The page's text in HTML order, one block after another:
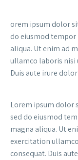
orem ipsum dolor
do eiusmod
aliqua. Ut enim ad
ullamco laboris nisi
Duis aute irure
Lorem ipsum dolor
sed do eiusmod
magna aliqua. Ut
exercitation
consequat. Duis